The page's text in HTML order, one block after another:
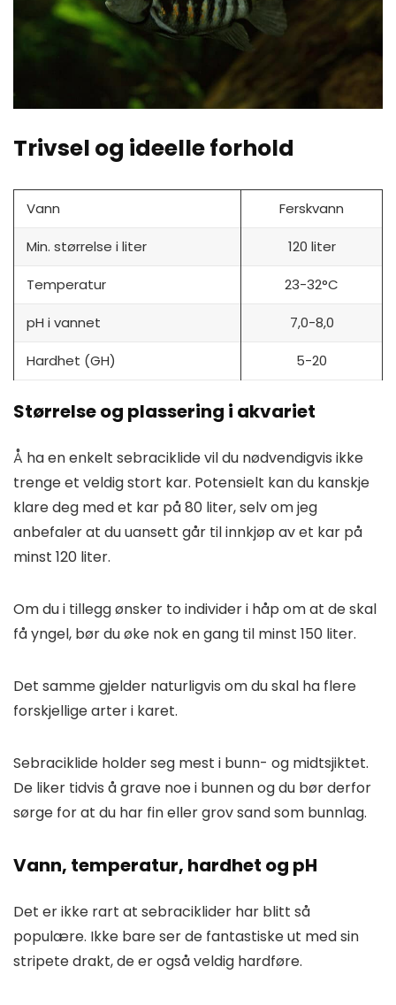
Trivsel og ideelle forhold
Vann Ferskvann
Min. størrelse i liter 120 liter
Temperatur 23-32°C
pH i vannet 7,0-8,0
Hardhet (GH) 5-20
Størrelse og plassering i akvariet
Å ha en enkelt sebraciklide vil du nødvendigvis ikke
trenge et veldig stort kar. Potensielt kan du kanskje
klare deg med et kar på 80 liter, selv om jeg
anbefaler at du uansett går til innkjøp av et kar på
minst 120 liter.
Om du i tillegg ønsker to individer i håp om at de skal
få yngel, bør du øke nok en gang til minst 150 liter.
Det samme gjelder naturligvis om du skal ha flere
forskjellige arter i karet.
Sebraciklide holder seg mest i bunn- og midtsjiktet.
De liker tidvis å grave noe i bunnen og du bør derfor
sørge for at du har fin eller grov sand som bunnlag.
Vann, temperatur, hardhet og pH
Det er ikke rart at sebraciklider har blitt så
populære. Ikke bare ser de fantastiske ut med sin
stripete drakt, de er også veldig hardføre.